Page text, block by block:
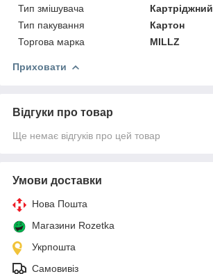
Тип змішувача
Картріджний
Тип пакування
Картон
Торгова марка
MILLZ
Приховати
Відгуки про товар
Ще немає відгуків про цей товар
Умови доставки
Нова Пошта
Магазини Rozetka
Укрпошта
Самовивіз